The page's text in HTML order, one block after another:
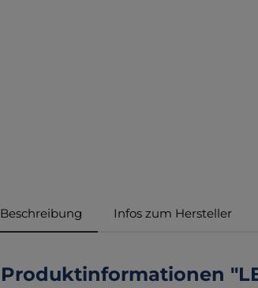
Beschreibung Infos zum Hersteller
Produktinformationen